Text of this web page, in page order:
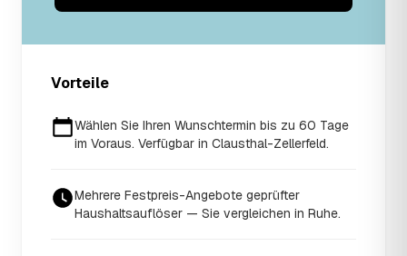
Vorteile
Wählen Sie Ihren Wunschtermin bis zu 60 Tage
im Voraus. Verfügbar in Clausthal-Zellerfeld.
Mehrere Festpreis-Angebote geprüfter
Haushaltsauflöser — Sie vergleichen in Ruhe.